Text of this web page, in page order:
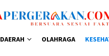
DAERAH OLAHRAGA